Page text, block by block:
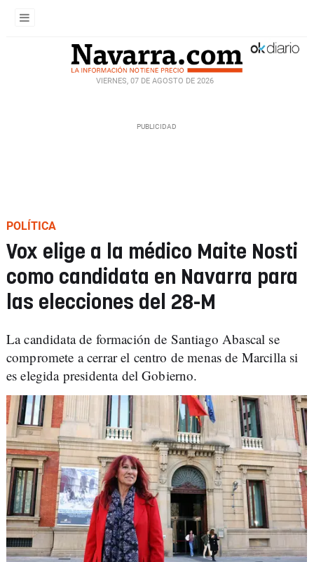
VIERNES, 07 DE AGOSTO DE 2026
POLÍTICA
Vox elige a la médico Maite Nosti
como candidata en Navarra para
las elecciones del 28-M
La candidata de formación de Santiago Abascal se
compromete a cerrar el centro de menas de Marcilla si
es elegida presidenta del Gobierno.